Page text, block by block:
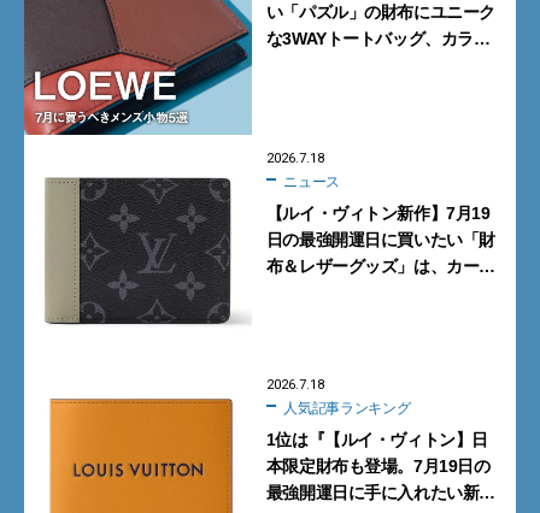
い「パズル」の財布にユニーク
な3WAYトートバッグ、カラフ
2026.7.18
ニュース
【ルイ・ヴィトン新作】7月19
日の最強開運日に買いたい「財
布＆レザーグッズ」は、カーキ
2026.7.18
人気記事ランキング
1位は『【ルイ・ヴィトン】日
本限定財布も登場。7月19日の
最強開運日に手に入れたい新作